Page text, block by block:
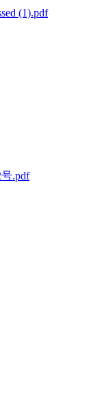
(1).pdf
.pdf